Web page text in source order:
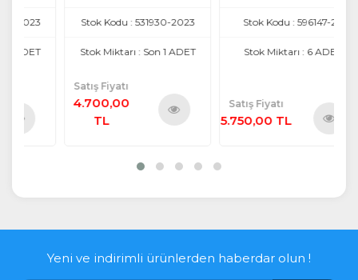
Stok Kodu : 531930-2023
Stok Miktarı : Son 1 ADET
Satış Fiyatı
4.700,00
Stok Kodu : 596147-26
Stok Miktarı : 6 ADET
Satış Fiyatı
5.750,00 TL
Yeni ve indirimli ürünlerden haberdar olun !